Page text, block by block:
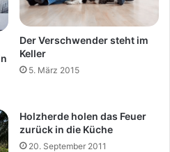
Der Verschwender steht im
Keller
5. März 2015
Holzherde holen das Feuer
zurück in die Küche
20. September 2011